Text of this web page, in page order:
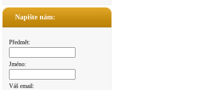
Napište nám:
Předmět:
Jméno:
Váš email: